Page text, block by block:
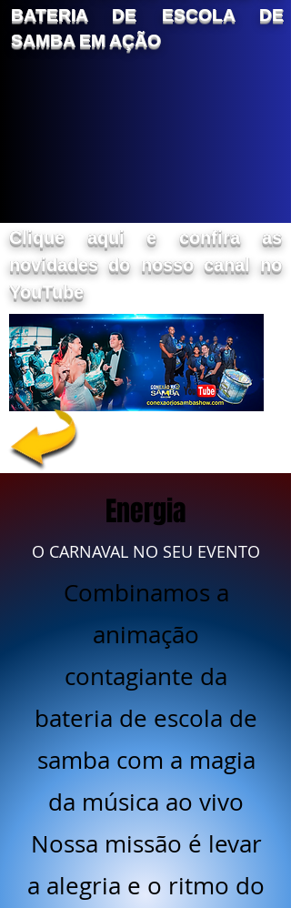
BATERIA DE ESCOLA DE
SAMBA EM AÇÃO
Clique aqui e confira as
novidades do nosso canal no
YouTube
Energia
O CARNAVAL NO SEU EVENTO
Combinamos a
animação
contagiante da
bateria de escola de
samba com a magia
da música ao vivo
Nossa missão é levar
a alegria e o ritmo do